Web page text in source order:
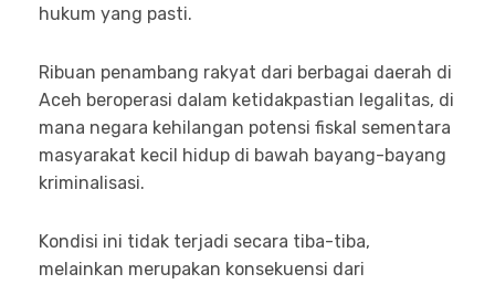
hukum yang pasti.
Ribuan penambang rakyat dari berbagai daerah di
Aceh beroperasi dalam ketidakpastian legalitas, di
mana negara kehilangan potensi fiskal sementara
masyarakat kecil hidup di bawah bayang-bayang
kriminalisasi.
Kondisi ini tidak terjadi secara tiba-tiba,
melainkan merupakan konsekuensi dari